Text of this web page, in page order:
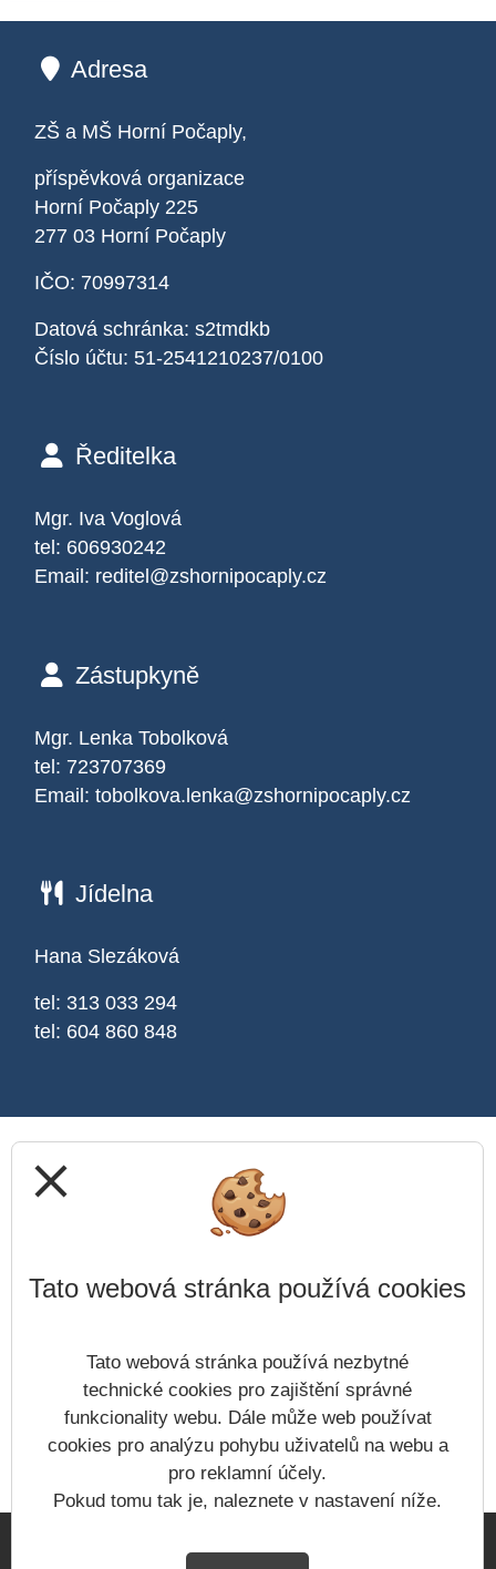
Adresa
ZŠ a MŠ Horní Počaply,
příspěvková organizace
Horní Počaply 225
277 03 Horní Počaply
IČO: 70997314
Datová schránka: s2tmdkb
Číslo účtu: 51-2541210237/0100
Ředitelka
Mgr. Iva Voglová
tel: 606930242
Email: reditel@zshornipocaply.cz
Zástupkyně
Mgr. Lenka Tobolková
tel: 723707369
Email: tobolkova.lenka@zshornipocaply.cz
Jídelna
Hana Slezáková
tel: 313 033 294
tel: 604 860 848
close
Tato webová stránka používá cookies
Tato webová stránka používá nezbytné
technické cookies pro zajištění správné
funkcionality webu. Dále může web používat
cookies pro analýzu pohybu uživatelů na webu a
pro reklamní účely.
Pokud tomu tak je, naleznete v nastavení níže.